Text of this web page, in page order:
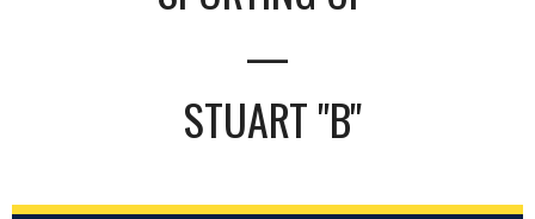
—
STUART "B"